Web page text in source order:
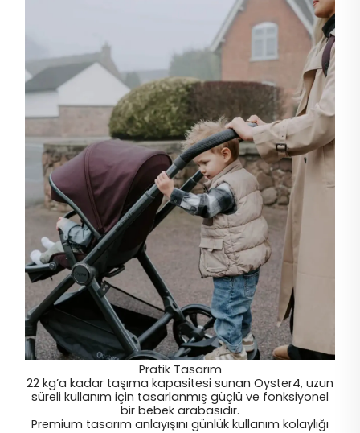
Pratik Tasarım
22 kg’a kadar taşıma kapasitesi sunan Oyster4, uzun
süreli kullanım için tasarlanmış güçlü ve fonksiyonel
bir bebek arabasıdır.
Premium tasarım anlayışını günlük kullanım kolaylığı